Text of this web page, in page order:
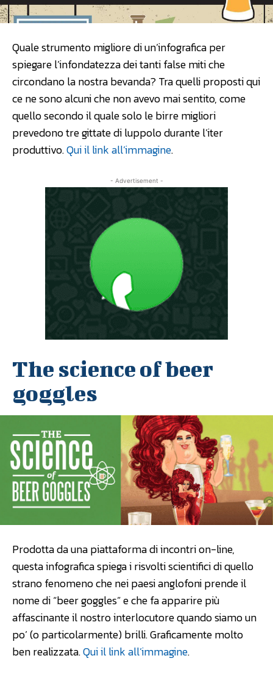
Quale strumento migliore di un’infografica per
spiegare l’infondatezza dei tanti false miti che
circondano la nostra bevanda? Tra quelli proposti qui
ce ne sono alcuni che non avevo mai sentito, come
quello secondo il quale solo le birre migliori
prevedono tre gittate di luppolo durante l’iter
produttivo.Qui il link all’immagine.
- Advertisement -
The science of beer
goggles
Prodotta da una piattaforma di incontri on-line,
questa infografica spiega i risvolti scientifici di quello
strano fenomeno che nei paesi anglofoni prende il
nome di “beer goggles” e che fa apparire più
affascinante il nostro interlocutore quando siamo un
po’ (o particolarmente) brilli. Graficamente molto
ben realizzata.Qui il link all’immagine.